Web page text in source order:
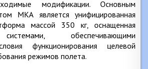
модификации. Основным
МКА является унифицированная
массой 350 кг, оснащенная
обеспечивающими
функционирования целевой
режимов полета.